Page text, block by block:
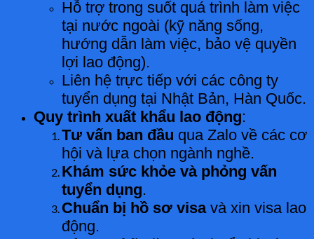
Hỗ trợ trong suốt quá trình làm việc
tại nước ngoài (kỹ năng sống,
hướng dẫn làm việc, bảo vệ quyền
lợi lao động).
Liên hệ trực tiếp với các công ty
tuyển dụng tại Nhật Bản, Hàn Quốc.
Quy trình xuất khẩu lao động:
Tư vấn ban đầu qua Zalo về các cơ
hội và lựa chọn ngành nghề.
Khám sức khỏe và phỏng vấn
tuyển dụng.
Chuẩn bị hồ sơ visavà xin visa lao
động.